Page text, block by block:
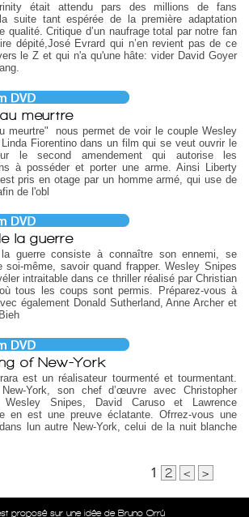
était attendu pars des millions de fans
suite tant espérée de la première adaptation
qualité. Critique d’un naufrage total par notre fan
dépité,José Evrard qui n’en revient pas de ce
le Z et qui n'a qu'une hâte: vider David Goyer
meurtre
meurtre" nous permet de voir le couple Wesley
Fiorentino dans un film qui se veut ouvrir le
le second amendement qui autorise les
à posséder et porter une arme. Ainsi Liberty
pris en otage par un homme armé, qui use de
de l'obl
la guerre
la guerre consiste à connaître son ennemi, se
soi-même, savoir quand frapper. Wesley Snipes
intraitable dans ce thriller réalisé par Christian
tous les coups sont permis. Préparez-vous à
également Donald Sutherland, Anne Archer et
of New-York
est un réalisateur tourmenté et tourmentant.
York, son chef d’œuvre avec Christopher
Wesley Snipes, David Caruso et Lawrence
en est une preuve éclatante. Ofrrez-vous une
lun autre New-York, celui de la nuit blanche
1 2 < >
proposé sur une idée de Bruno Orrú